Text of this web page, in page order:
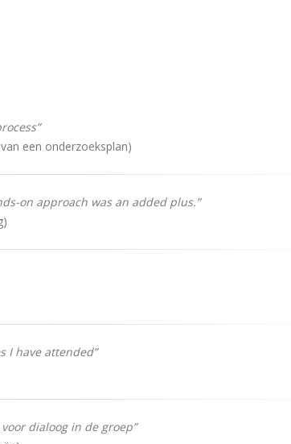
een onderzoeksplan)
on approach was an added plus.”
I have attended”
dialoog in de groep”